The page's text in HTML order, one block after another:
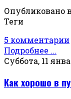
Опубликовано в
Теги
5 комментарии
Подробнее ...
Суббота, 11
Как хорошо в